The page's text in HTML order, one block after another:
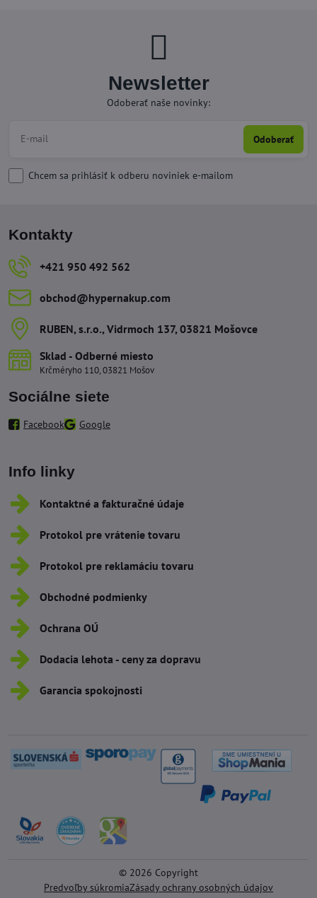
Newsletter
Odoberať naše novinky:
Odoberať
Chcem sa prihlásiť k odberu noviniek e-mailom
Kontakty
+421 950 492 562
obchod​@hypernakup​.com
RUBEN, s​.r​.o​., Vidrmoch 137, 03821 Mošovce
Sklad - Odberné miesto
Krčméryho 110, 03821 Mošov
Sociálne siete
Facebook Google
Info linky
Kontaktné a fakturačné údaje
Protokol pre vrátenie tovaru
Protokol pre reklamáciu tovaru
Obchodné podmienky
Ochrana OÚ
Dodacia lehota - ceny za dopravu
Garancia spokojnosti
© 2026 Copyright
Predvoľby súkromiaZásady ochrany osobných údajov